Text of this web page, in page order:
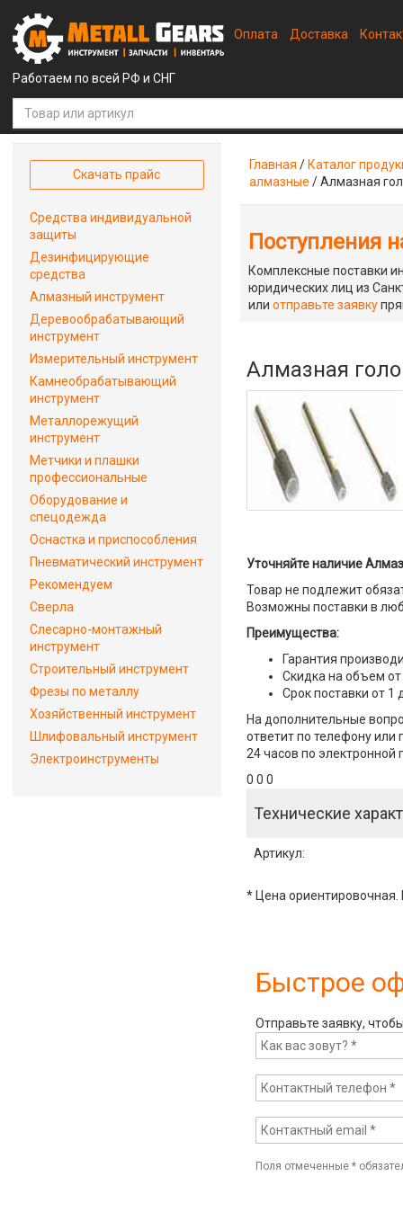
Работаем по всей РФ и СНГ
Оплата Доставка
Главная / Каталог
алмазные /Алмазная
Поступления
Комплексные поставки
юридических лиц из
илиотправьте заявку
Алмазная
Уточняйте наличие
Товар не подлежит
Возможны поставки в
Преимущества:
Гарантия
Скидка на объем от
Срок поставки от 1
На дополнительные
ответит по телефону или
24 часов по электронной
0 0 0
Технические
Артикул:
* Цена ориентировочная.
Быстрое
Отправьте заявку,
Поля отмеченные*
Скачать прайс
Средства индивидуальной
защиты
Дезинфицирующие
средства
Алмазный инструмент
Деревообрабатывающий
инструмент
Измерительный инструмент
Камнеобрабатывающий
инструмент
Металлорежущий
инструмент
Метчики и плашки
профессиональные
Оборудование и
спецодежда
Оснастка и приспособления
Пневматический инструмент
Рекомендуем
Сверла
Слесарно-монтажный
инструмент
Строительный инструмент
Фрезы по металлу
Хозяйственный инструмент
Шлифовальный инструмент
Электроинструменты